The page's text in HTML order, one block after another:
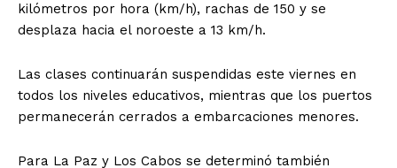
kilómetros por hora (km/h), rachas de 150 y se
desplaza hacia el noroeste a 13 km/h.
Las clases continuarán suspendidas este viernes en
todos los niveles educativos, mientras que los puertos
permanecerán cerrados a embarcaciones menores.
Para La Paz y Los Cabos se determinó también